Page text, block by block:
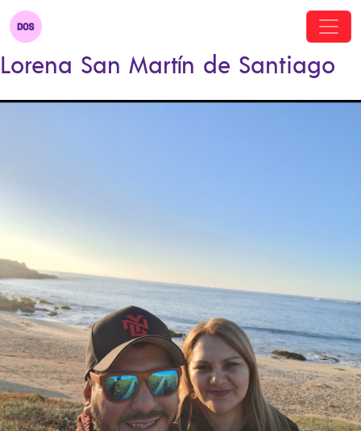
Lorena San Martín de Santiago